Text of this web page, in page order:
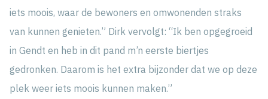
iets moois, waar de bewoners en omwonenden straks
van kunnen genieten.” Dirk vervolgt: “Ik ben opgegroeid
in Gendt en heb in dit pand m’n eerste biertjes
gedronken. Daarom is het extra bijzonder dat we op deze
plek weer iets moois kunnen maken.”